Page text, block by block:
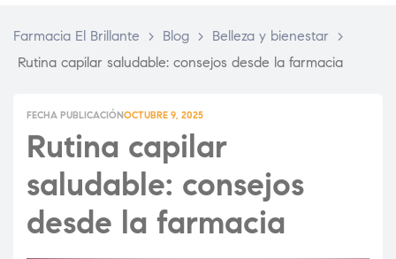
Farmacia El Brillante > Blog > Belleza y bienestar >
Rutina capilar saludable: consejos desde la farmacia
FECHA PUBLICACIÓNOCTUBRE 9, 2025
Rutina capilar
saludable: consejos
desde la farmacia